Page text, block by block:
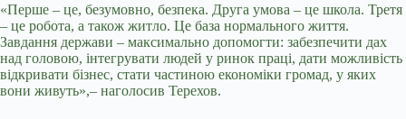
«Перше – це, безумовно, безпека. Друга умова – це школа. Третя
– це робота, а також житло. Це база нормального життя.
Завдання держави – максимально допомогти: забезпечити дах
над головою, інтегрувати людей у ринок праці, дати можливість
відкривати бізнес, стати частиною економіки громад, у яких
вони живуть»,– наголосив Терехов.